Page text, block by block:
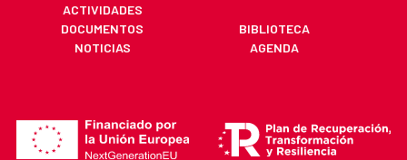
ACTIVIDADES
DOCUMENTOS
BIBLIOTECA
NOTICIAS
AGENDA